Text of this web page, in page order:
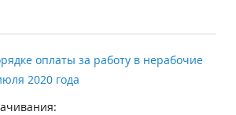
оплаты за работу в нерабочие
2020 года